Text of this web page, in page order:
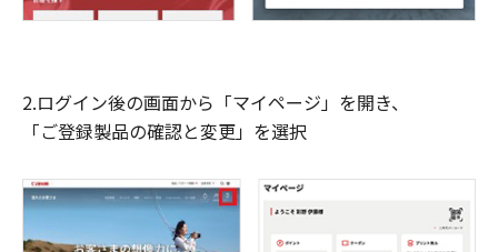
2.ログイン後の画面から「マイページ」を開き、
「ご登録製品の確認と変更」を選択